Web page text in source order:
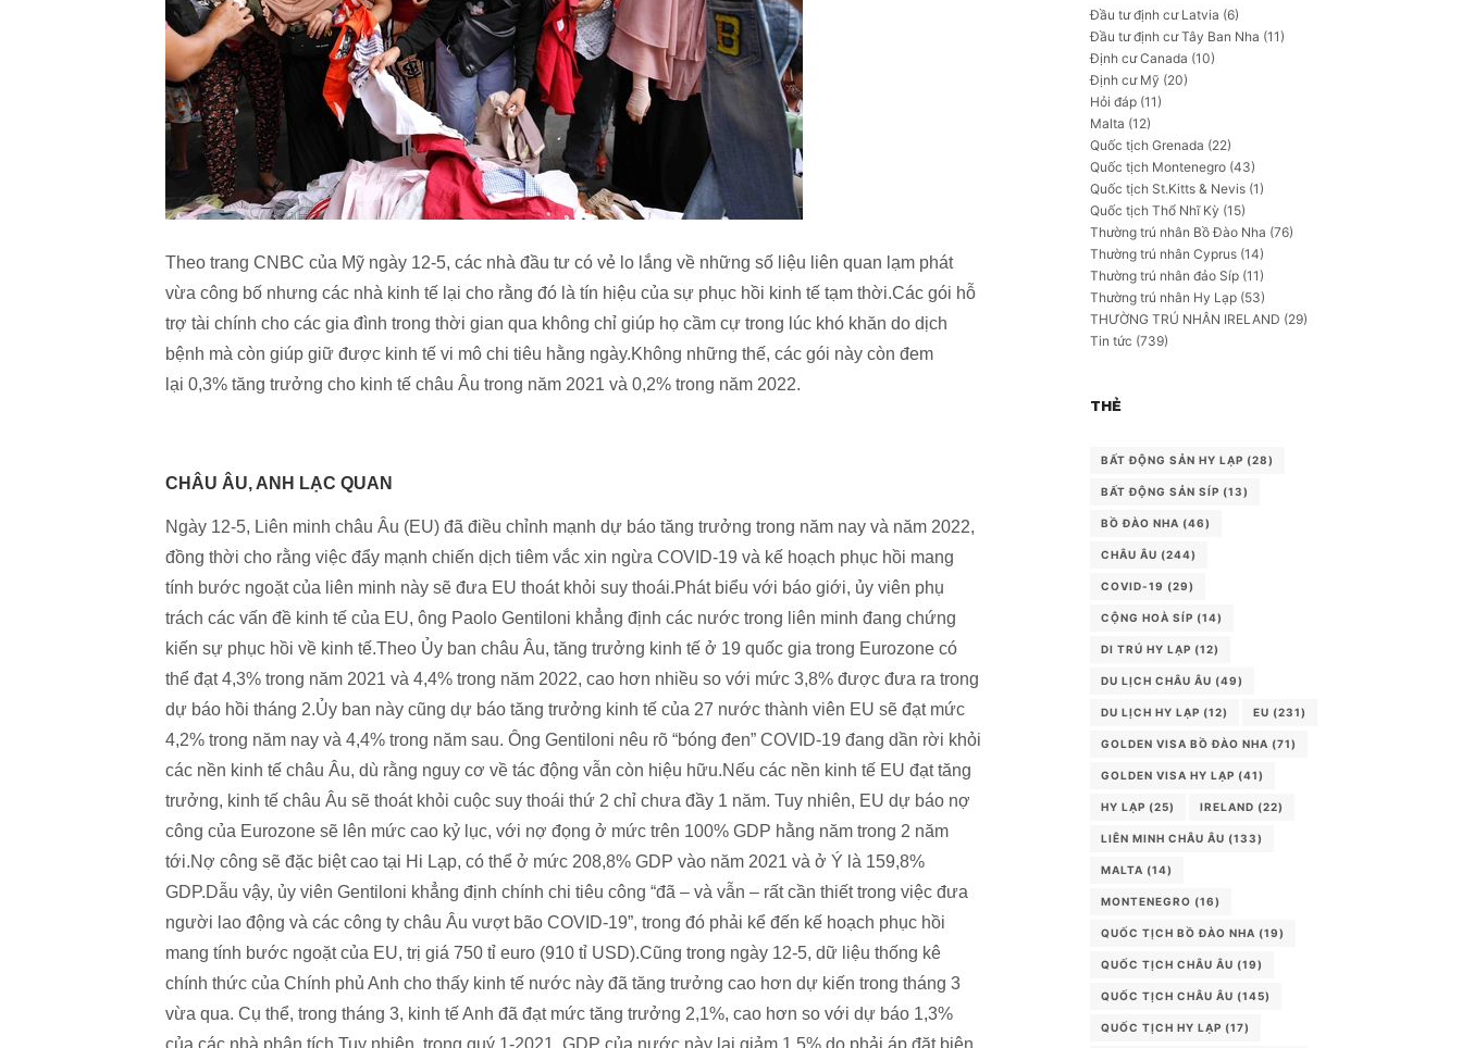
Theo trang CNBC của Mỹ ngày 12-5, các nhà đầu tư có vẻ lo lắng về những số liệu liên quan lạm phát
vừa công bố nhưng các nhà kinh tế lại cho rằng đó là tín hiệu của sự phục hồi kinh tế tạm thời.Các gói hỗ
trợ tài chính cho các gia đình trong thời gian qua không chỉ giúp họ cầm cự trong lúc khó khăn do dịch
bệnh mà còn giúp giữ được kinh tế vi mô chi tiêu hằng ngày.Không những thế, các gói này còn đem
lại 0,3% tăng trưởng cho kinh tế châu Âu trong năm 2021 và 0,2% trong năm 2022.
CHÂU ÂU, ANH LẠC QUAN
Ngày 12-5, Liên minh châu Âu (EU) đã điều chỉnh mạnh dự báo tăng trưởng trong năm nay và năm 2022,
đồng thời cho rằng việc đẩy mạnh chiến dịch tiêm vắc xin ngừa COVID-19 và kế hoạch phục hồi mang
tính bước ngoặt của liên minh này sẽ đưa EU thoát khỏi suy thoái.Phát biểu với báo giới, ủy viên phụ
trách các vấn đề kinh tế của EU, ông Paolo Gentiloni khẳng định các nước trong liên minh đang chứng
kiến sự phục hồi về kinh tế.Theo Ủy ban châu Âu, tăng trưởng kinh tế ở 19 quốc gia trong Eurozone có
thể đạt 4,3% trong năm 2021 và 4,4% trong năm 2022, cao hơn nhiều so với mức 3,8% được đưa ra trong
dự báo hồi tháng 2.Ủy ban này cũng dự báo tăng trưởng kinh tế của 27 nước thành viên EU sẽ đạt mức
4,2% trong năm nay và 4,4% trong năm sau. Ông Gentiloni nêu rõ “bóng đen” COVID-19 đang dần rời khỏi
các nền kinh tế châu Âu, dù rằng nguy cơ về tác động vẫn còn hiệu hữu.Nếu các nền kinh tế EU đạt tăng
trưởng, kinh tế châu Âu sẽ thoát khỏi cuộc suy thoái thứ 2 chỉ chưa đầy 1 năm. Tuy nhiên, EU dự báo nợ
công của Eurozone sẽ lên mức cao kỷ lục, với nợ đọng ở mức trên 100% GDP hằng năm trong 2 năm
tới.Nợ công sẽ đặc biệt cao tại Hi Lạp, có thể ở mức 208,8% GDP vào năm 2021 và ở Ý là 159,8%
GDP.Dẫu vậy, ủy viên Gentiloni khẳng định chính chi tiêu công “đã – và vẫn – rất cần thiết trong việc đưa
người lao động và các công ty châu Âu vượt bão COVID-19”, trong đó phải kể đến kế hoạch phục hồi
mang tính bước ngoặt của EU, trị giá 750 tỉ euro (910 tỉ USD).Cũng trong ngày 12-5, dữ liệu thống kê
chính thức của Chính phủ Anh cho thấy kinh tế nước này đã tăng trưởng cao hơn dự kiến trong tháng 3
vừa qua. Cụ thể, trong tháng 3, kinh tế Anh đã đạt mức tăng trưởng 2,1%, cao hơn so với dự báo 1,3%
Đầu tư định cư Latvia (6)
Đầu tư định cư Tây Ban Nha (11)
Định cư Canada (10)
Định cư Mỹ (20)
Hỏi đáp (11)
Malta (12)
Quốc tịch Grenada (22)
Quốc tịch Montenegro (43)
Quốc tịch St.Kitts & Nevis (1)
Quốc tịch Thổ Nhĩ Kỳ (15)
Thường trú nhân Bồ Đào Nha (76)
Thường trú nhân Cyprus (14)
Thường trú nhân đảo Síp (11)
Thường trú nhân Hy Lạp (53)
THƯỜNG TRÚ NHÂN IRELAND (29)
Tin tức (739)
THẺ
BẤT ĐỘNG SẢN HY LẠP (28)
BẤT ĐỘNG SẢN SÍP (13)
BỒ ĐÀO NHA (46)
CHÂU ÂU (244)
COVID-19 (29)
CỘNG HOÀ SÍP (14)
DI TRÚ HY LẠP (12)
DU LỊCH CHÂU ÂU (49)
DU LỊCH HY LẠP (12) EU (231)
GOLDEN VISA BỒ ĐÀO NHA (71)
GOLDEN VISA HY LẠP (41)
HY LẠP (25) IRELAND (22)
LIÊN MINH CHÂU ÂU (133)
MALTA (14)
MONTENEGRO (16)
QUỐC TỊCH BỒ ĐÀO NHA (19)
QUỐC TỊCH CHÂU ÂU (19)
QUỐC TỊCH CHÂU ÂU (145)
QUỐC TỊCH HY LẠP (17)